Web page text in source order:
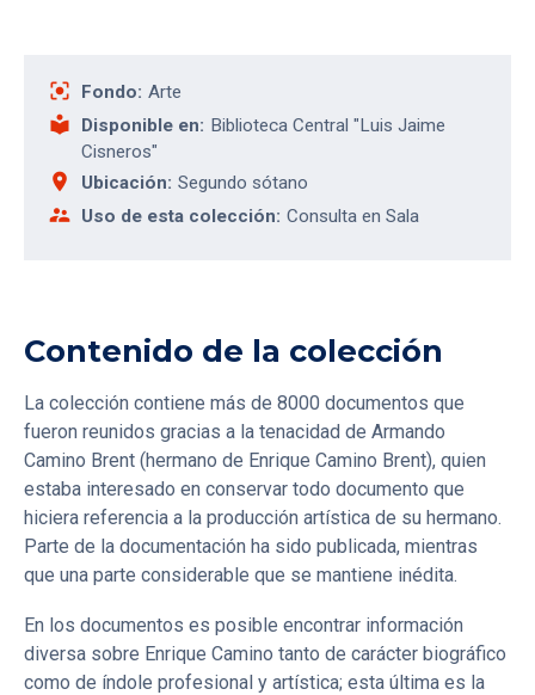
center_focus_strong Fondo: Arte
local_library Disponible en: Biblioteca Central "Luis Jaime
Cisneros"
place Ubicación: Segundo sótano
supervisor_account Uso de esta colección: Consulta en Sala
Contenido de la colección
La colección contiene más de 8000 documentos que
fueron reunidos gracias a la tenacidad de Armando
Camino Brent (hermano de Enrique Camino Brent), quien
estaba interesado en conservar todo documento que
hiciera referencia a la producción artística de su hermano.
Parte de la documentación ha sido publicada, mientras
que una parte considerable que se mantiene inédita.
En los documentos es posible encontrar información
diversa sobre Enrique Camino tanto de carácter biográfico
como de índole profesional y artística; esta última es la